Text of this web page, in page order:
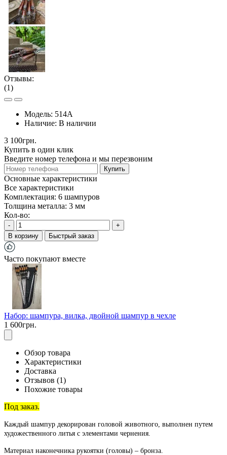
Отзывы:
(1)
Модель: 514А
Наличие: В наличии
3 100грн.
Купить в один клик
Введите номер телефона и мы перезвоним
Купить
Основные характеристики
Все характеристики
Комплектация: 6 шампуров
Толщина металла: 3 мм
Кол-во:
-
+
В корзину
Быстрый заказ
Часто покупают вместе
Набор: шампура, вилка, двойной шампур в чехле
1 600грн.
Обзор товара
Характеристики
Доставка
Отзывов (1)
Похожие товары
Под заказ.
Каждый шампур декорирован головой животного, выполнен путем
художественного литья с элементами чернения.
Материал наконечника рукоятки (головы) – бронза.